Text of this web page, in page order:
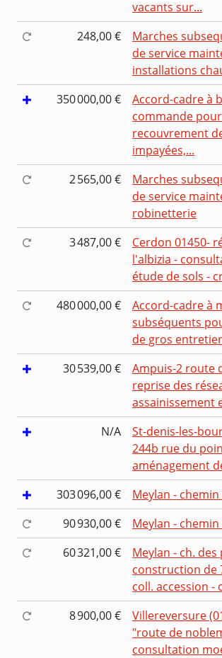
vacants sur...
248,00 €
Marches
de service
installations
350 000,00 €
Accord-cadre à
commande
recouvrement
impayées,...
2 565,00 €
Marches
de service
robinetterie
3 487,00 €
Cerdon 01450-
l'albizia -
étude de sols -
480 000,00 €
Accord-cadre à
subséquents
de gros
30 539,00 €
Ampuis-2 route
reprise des
assainissement
N/A
St-denis-les-
244b rue du
aménagement
303 096,00 €
Meylan -
90 930,00 €
Meylan -
60 321,00 €
Meylan - ch. des
construction de
coll. accession -
8 900,00 €
Villereversure
"route de
consultation